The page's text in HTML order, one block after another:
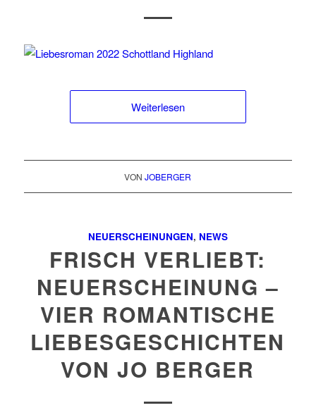
Weiterlesen
VONJOBERGER
NEUERSCHEINUNGEN, NEWS
FRISCH VERLIEBT:
NEUERSCHEINUNG –
VIER ROMANTISCHE
LIEBESGESCHICHTEN
VON JO BERGER